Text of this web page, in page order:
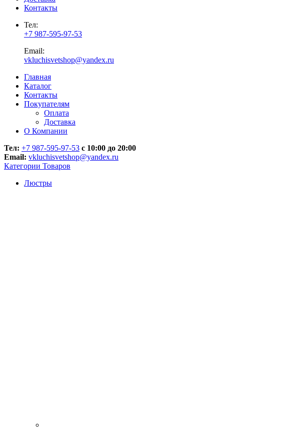
Контакты
Тел:
+7 987-595-97-53
Email:
vkluchisvetshop@yandex.ru
Главная
Каталог
Контакты
Покупателям
Оплата
Доставка
О Компании
Тел: +7 987-595-97-53 с 10:00 до 20:00
Email: vkluchisvetshop@yandex.ru
Категории Товаров
Люстры